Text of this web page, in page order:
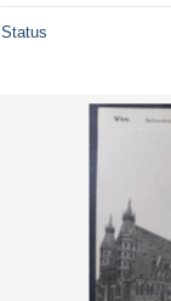
Status